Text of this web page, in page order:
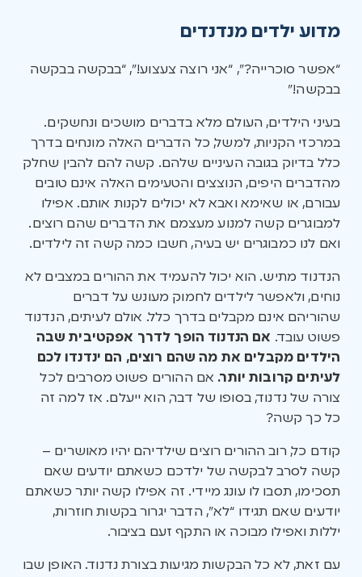
מדוע ילדים מנדנדים
“אפשר סוכרייה?”, “אני רוצה צעצוע!”, “בבקשה בבקשה
בבקשה!”
בעיני הילדים, העולם מלא בדברים מושכים ונחשקים.
במרכזי הקניות, למשל, כל הדברים האלה מונחים בדרך
כלל בדיוק בגובה העיניים שלהם. קשה להם להבין שחלק
מהדברים היפים, הנוצצים והטעימים האלה אינם טובים
עבורם, או שאימא ואבא לא יכולים לקנות אותם. אפילו
למבוגרים קשה למנוע מעצמם את הדברים שהם רוצים.
ואם לנו כמבוגרים יש בעיה, חשבו כמה קשה זה לילדים.
הנדנוד מתיש. הוא יכול להעמיד את ההורים במצבים לא
נוחים, ולאפשר לילדים לחמוק מעונש על דברים
שהוריהם אינם מקבלים בדרך כלל. אולם לעיתים, הנדנוד
פשוט עובד. אם הנדנוד הופך לדרך אפקטיבית שבה
הילדים מקבלים את מה שהם רוצים, הם ינדנדו לכם
לעיתים קרובות יותר. אם ההורים פשוט מסרבים לכל
צורה של נדנוד, בסופו של דבר, הוא ייעלם. אז למה זה
כל כך קשה?
קודם כל, רוב ההורים רוצים שילדיהם יהיו מאושרים –
קשה לסרב לבקשה של ילדכם כשאתם יודעים שאם
תסכימו, תסבו לו עונג מיידי. זה אפילו קשה יותר כשאתם
יודעים שאם תגידו “לא”, הדבר יגרור בקשות חוזרות,
יללות ואפילו מבוכה או התקף זעם בציבור.
עם זאת, לא כל הבקשות מגיעות בצורת נדנוד. האופן שבו